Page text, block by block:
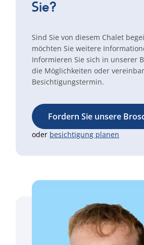
Sie?
Sind Sie von diesem Chalet
möchten Sie weitere
Informieren Sie sich in unserer
die Möglichkeiten oder
Besichtigungstermin.
Fordern Sie unsere
oder besichtigung planen